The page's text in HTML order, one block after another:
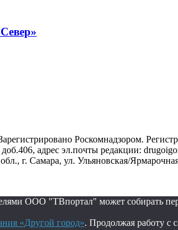
Роскомнадзором.
адрес эл.почты редакции:
г. Самара, ул. Ульяновская/
ООО "ТВпортал" может собирать
«Другой город». Продолжая работу с